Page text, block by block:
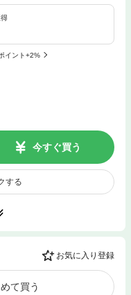
イント+2%
今すぐ買う
する
お気に入り登録
て買う